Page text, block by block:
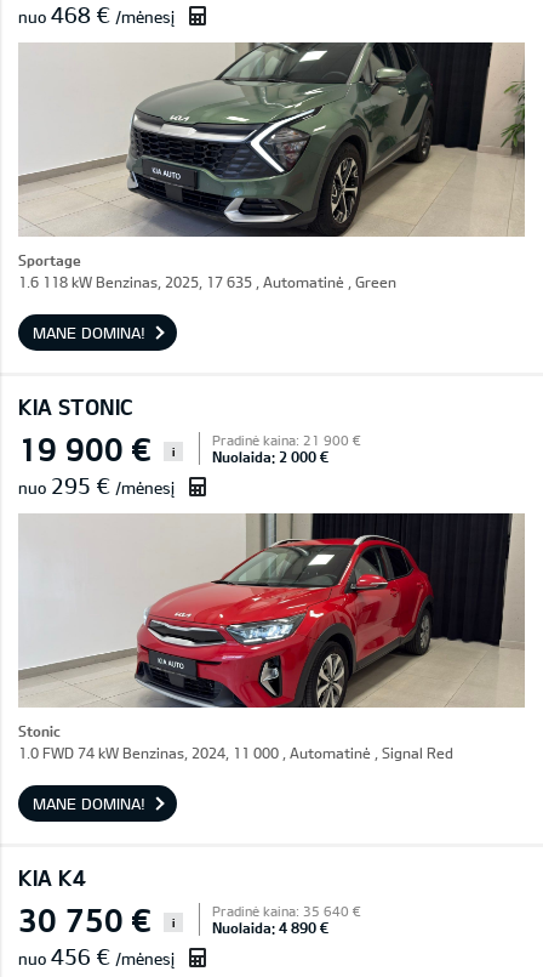
nuo 468 € /mėnesį
Sportage
1.6 118 kW Benzinas, 2025, 17 635 , Automatinė , Green
MANE DOMINA!
KIA STONIC
19 900 € i
Pradinė kaina: 21 900 €
Nuolaida: 2 000 €
nuo 295 € /mėnesį
Stonic
1.0 FWD 74 kW Benzinas, 2024, 11 000 , Automatinė , Signal Red
MANE DOMINA!
KIA K4
30 750 € i
Pradinė kaina: 35 640 €
Nuolaida: 4 890 €
nuo 456 € /mėnesį